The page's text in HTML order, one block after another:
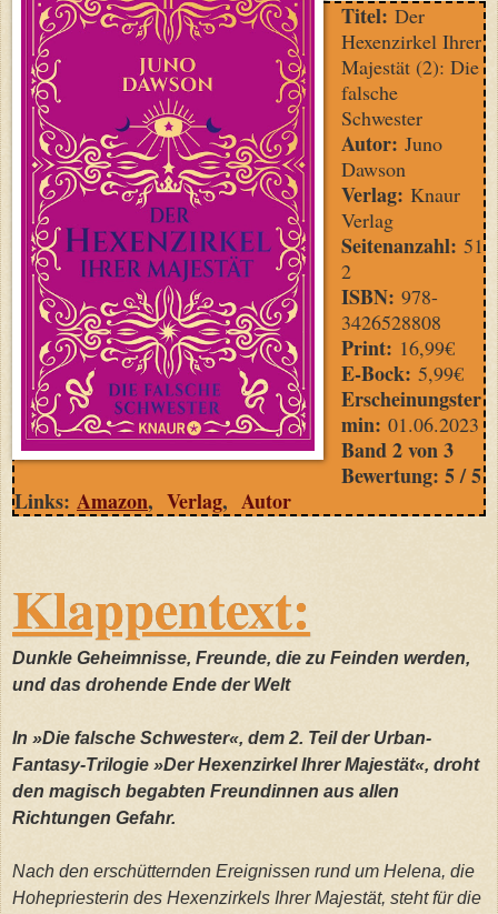
Titel: Der
Hexenzirkel Ihrer
Majestät (2): Die
falsche
Schwester
Autor: Juno
Dawson
Verlag: Knaur
Verlag
Seitenanzahl: 51
2
ISBN: ‎978-
3426528808
Print: 16,99€
E-Bock: 5,99€
Erscheinungster
min: 01.06.2023
Band 2 von 3
Bewertung: 5 / 5
Links: Amazon, Verlag, Autor
Klappentext:
Dunkle Geheimnisse, Freunde, die zu Feinden werden,
und das drohende Ende der Welt
In »Die falsche Schwester«, dem 2. Teil der Urban-
Fantasy-Trilogie »Der Hexenzirkel Ihrer Majestät«, droht
den magisch begabten Freundinnen aus allen
Richtungen Gefahr.
Nach den erschütternden Ereignissen rund um Helena, die
Hohepriesterin des Hexenzirkels Ihrer Majestät, steht für die